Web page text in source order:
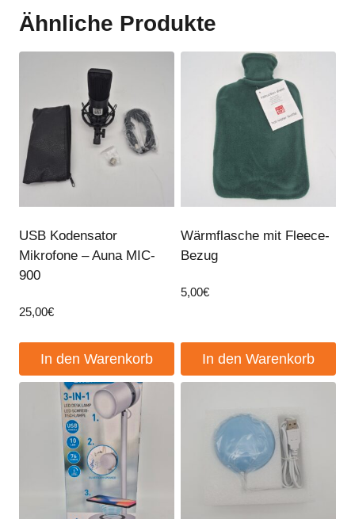
Ähnliche Produkte
USB Kodensator
Mikrofone – Auna MIC-
900
25,00€
In den Warenkorb
Wärmflasche mit Fleece-
Bezug
5,00€
In den Warenkorb